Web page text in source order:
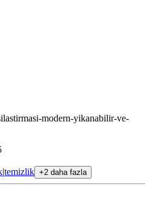
modern-yikanabilir-ve-
|temizlik +2 daha fazla